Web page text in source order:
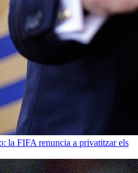
la FIFA renuncia a privatitzar els